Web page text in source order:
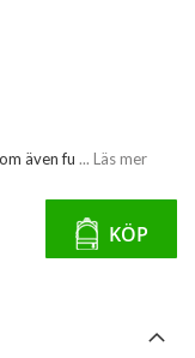
även fu ... Läs mer
KÖP